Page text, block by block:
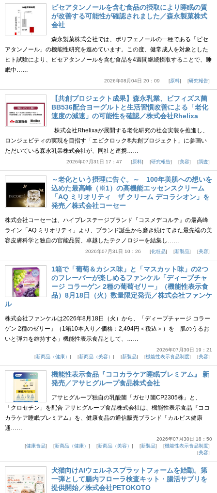
ピセアタンノールを含む食品の摂取により睡眠の質
が改善する可能性が確認されました／森永製菓株式
会社
森永製菓株式会社では、ポリフェノールの一種である「ピセ
アタンノール」の機能性研究を進めています。この度、健常成人を対象とした
ヒト試験により、ピセアタンノールを含む食品を4週間継続摂取することで、睡
眠中……
2026年08月04日 20：09 原料 研究報告
【共創プロジェクト成果】森永乳業、ビフィズス菌
BB536配合ヨーグルトと生活習慣改善による「老化
速度の減速」の可能性を確認／株式会社Rhelixa
株式会社Rhelixaが展開する老化研究の社会実装を推進し、
ロンジェビティの実現を目指す「エピクロック®共創プロジェクト」に参画い
ただいている森永乳業株式会社が、同社と連携……
2026年07月31日 17：47 原料 研究報告 美容 調査
～老化という摂理に告ぐ。～ 100年美肌への想いを
込めた最高峰（※1）の高機能エッセンスクリーム
「AQ ミリオリティ ザ クリーム デコラシオン」を
発売／株式会社コーセー
株式会社コーセーは、ハイプレステージブランド『コスメデコルテ』の最高峰
ライン「AQ ミリオリティ」より、ブランド誕生から磨き続けてきた最先端の美
容皮膚科学と独自の官能品質、卓越したテクノロジーを結集し……
2026年07月31日 10：26 化粧品 新製品 美容
1箱で「葡萄＆カシス味」と「マスカット味」の2つ
のフレーバーが楽しめるファンケル「ディープチャ
ージ コラーゲン 2種の葡萄ゼリー」（機能性表示食
品）8月18日（火）数量限定発売／株式会社ファンケ
ル
株式会社ファンケルは2026年8月18日（火）から、「ディープチャージ コラー
ゲン 2種のゼリー」（1箱10本入り／価格：2,494円＜税込＞）を「肌のうるお
いと弾力を維持する」機能性表示食品として、……
2026年07月30日 19：21
新商品（健康）
新商品（美容） 新製品 機能性表示食品制度 美容
機能性表示食品『ココカラケア睡眠プレミアム』 新
発売／アサヒグループ食品株式会社
アサヒグループ独自の乳酸菌「ガセリ菌CP2305株」と、
「クロセチン」を配合 アサヒグループ食品株式会社は、機能性表示食品『ココ
カラケア睡眠プレミアム』を、健康食品の通信販売ブランド「カルピス健康
通……
2026年07月30日 18：50
健康食品
新商品（健康） 新商品（美容） 新製品
機能性表示食品制度
美容
犬猫向けAIウェルネスプラットフォームを始動。第
一弾として腸内フローラ検査キット・腸活サプリを
提供開始／株式会社PETOKOTO